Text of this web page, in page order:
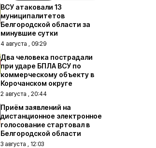
ВСУ атаковали 13
муниципалитетов
Белгородской области за
минувшие сутки
4 августа , 09:29
Два человека пострадали
при ударе БПЛА ВСУ по
коммерческому объекту в
Корочанском округе
2 августа , 20:44
Приём заявлений на
дистанционное электронное
голосование стартовал в
Белгородской области
3 августа , 12:03